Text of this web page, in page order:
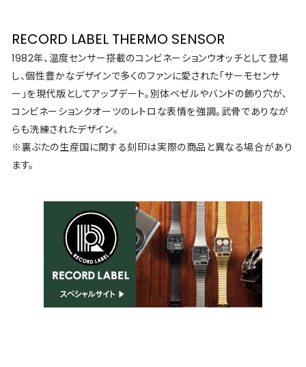
RECORD LABEL THERMO SENSOR
1982年、温度センサー搭載のコンビネーションウオッチとして登場
し、個性豊かなデザインで多くのファンに愛された「サーモセンサ
ー」を現代版としてアップデート。別体ベゼルやバンドの飾り穴が、
コンビネーションクオーツのレトロな表情を強調。武骨でありなが
らも洗練されたデザイン。
※裏ぶたの生産国に関する刻印は実際の商品と異なる場合があり
ます。